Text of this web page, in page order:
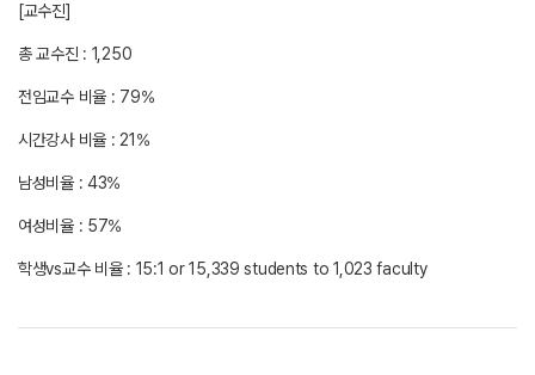
[교수진]
총 교수진 : 1,250
전임교수 비율 : 79%
시간강사 비율 : 21%
남성비율 : 43%
여성비율 : 57%
학생vs교수 비율 : 15:1 or 15,339 students to 1,023 faculty